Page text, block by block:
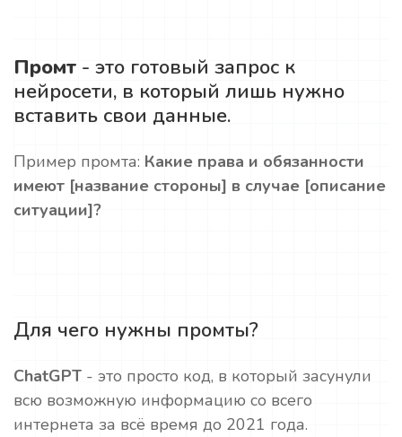
Промт - это готовый запрос к
нейросети, в который лишь нужно
вставить свои данные.
Пример промта: Какие права и обязанности
имеют [название стороны] в случае [описание
ситуации]?
Для чего нужны промты?
ChatGPT - это просто код, в который засунули
всю возможную информацию со всего
интернета за всё время до 2021 года.